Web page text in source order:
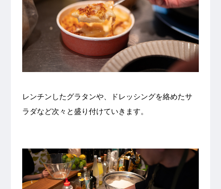
レンチンしたグラタンや、ドレッシングを絡めたサ
ラダなど次々と盛り付けていきます。